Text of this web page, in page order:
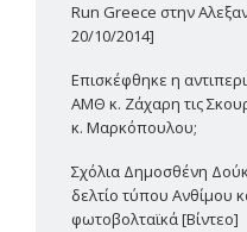
Run Greece στην
20/10/2014]
Επισκέφθηκε η
ΑΜΘ κ. Ζάχαρη τις
κ. Μαρκόπουλου;
Σχόλια Δημοσθένη
δελτίο τύπου Ανθίμου
φωτοβολταϊκά [Βίντεο]